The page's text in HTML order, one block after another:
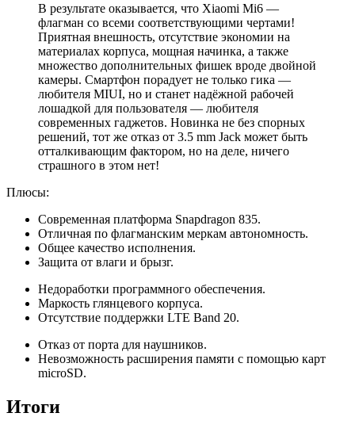
В результате оказывается, что Xiaomi Mi6 —
флагман со всеми соответствующими чертами!
Приятная внешность, отсутствие экономии на
материалах корпуса, мощная начинка, а также
множество дополнительных фишек вроде двойной
камеры. Смартфон порадует не только гика —
любителя MIUI, но и станет надёжной рабочей
лошадкой для пользователя — любителя
современных гаджетов. Новинка не без спорных
решений, тот же отказ от 3.5 mm Jack может быть
отталкивающим фактором, но на деле, ничего
страшного в этом нет!
Плюсы:
Современная платформа Snapdragon 835.
Отличная по флагманским меркам автономность.
Общее качество исполнения.
Защита от влаги и брызг.
Недоработки программного обеспечения.
Маркость глянцевого корпуса.
Отсутствие поддержки LTE Band 20.
Отказ от порта для наушников.
Невозможность расширения памяти с помощью карт
microSD.
Итоги